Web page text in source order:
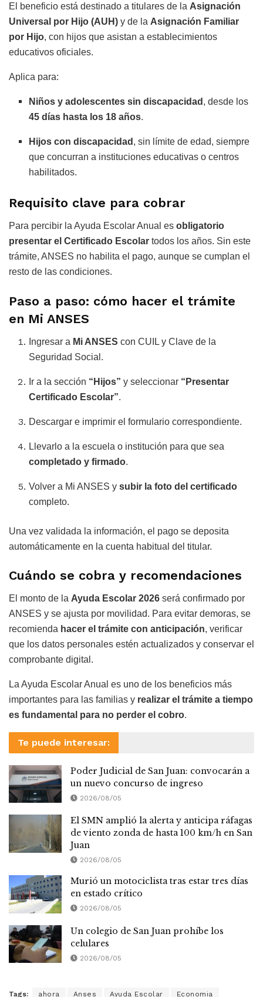
El beneficio está destinado a titulares de la Asignación
Universal por Hijo (AUH) y de la Asignación Familiar
por Hijo, con hijos que asistan a establecimientos
educativos oficiales.
Aplica para:
Niños y adolescentes sin discapacidad , desde los
45 días hasta los 18 años.
Hijos con discapacidad , sin límite de edad, siempre
que concurran a instituciones educativas o centros
habilitados.
Requisito clave para cobrar
Para percibir la Ayuda Escolar Anual es obligatorio
presentar el Certificado Escolar todos los años. Sin este
trámite, ANSES no habilita el pago, aunque se cumplan el
resto de las condiciones.
Paso a paso: cómo hacer el trámite
en Mi ANSES
Ingresar a Mi ANSES con CUIL y Clave de la
Seguridad Social.
Ir a la sección “Hijos” y seleccionar “Presentar
Certificado Escolar”.
Descargar e imprimir el formulario correspondiente.
Llevarlo a la escuela o institución para que sea
completado y firmado.
Volver a Mi ANSES ysubir la foto del certificado
completo.
Una vez validada la información, el pago se deposita
automáticamente en la cuenta habitual del titular.
Cuándo se cobra y recomendaciones
El monto de la Ayuda Escolar 2026 será confirmado por
ANSES y se ajusta por movilidad. Para evitar demoras, se
recomienda hacer el trámite con anticipación, verificar
que los datos personales estén actualizados y conservar el
comprobante digital.
La Ayuda Escolar Anual es uno de los beneficios más
importantes para las familias y realizar el trámite a tiempo
es fundamental para no perder el cobro.
Te puede interesar:
Poder Judicial de San Juan: convocarán a
un nuevo concurso de ingreso
2026/08/05
El SMN amplió la alerta y anticipa ráfagas
de viento zonda de hasta 100 km/h en San
Juan
2026/08/05
Murió un motociclista tras estar tres días
en estado crítico
2026/08/05
Un colegio de San Juan prohíbe los
celulares
2026/08/05
Tags: ahora Anses Ayuda Escolar Economia